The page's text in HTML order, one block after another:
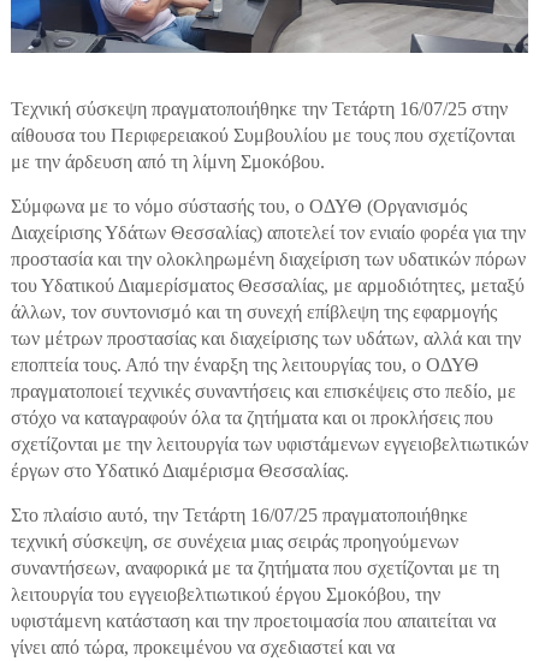
Τεχνική σύσκεψη πραγματοποιήθηκε την Τετάρτη 16/07/25 στην
αίθουσα του Περιφερειακού Συμβουλίου με τους που σχετίζονται
με την άρδευση από τη λίμνη Σμοκόβου.
Σύμφωνα με το νόμο σύστασής του, ο ΟΔΥΘ (Οργανισμός
Διαχείρισης Υδάτων Θεσσαλίας) αποτελεί τον ενιαίο φορέα για την
προστασία και την ολοκληρωμένη διαχείριση των υδατικών πόρων
του Υδατικού Διαμερίσματος Θεσσαλίας, με αρμοδιότητες, μεταξύ
άλλων, τον συντονισμό και τη συνεχή επίβλεψη της εφαρμογής
των μέτρων προστασίας και διαχείρισης των υδάτων, αλλά και την
εποπτεία τους. Από την έναρξη της λειτουργίας του, ο ΟΔΥΘ
πραγματοποιεί τεχνικές συναντήσεις και επισκέψεις στο πεδίο, με
στόχο να καταγραφούν όλα τα ζητήματα και οι προκλήσεις που
σχετίζονται με την λειτουργία των υφιστάμενων εγγειοβελτιωτικών
έργων στο Υδατικό Διαμέρισμα Θεσσαλίας.
Στο πλαίσιο αυτό, την Τετάρτη 16/07/25 πραγματοποιήθηκε
τεχνική σύσκεψη, σε συνέχεια μιας σειράς προηγούμενων
συναντήσεων, αναφορικά με τα ζητήματα που σχετίζονται με τη
λειτουργία του εγγειοβελτιωτικού έργου Σμοκόβου, την
υφιστάμενη κατάσταση και την προετοιμασία που απαιτείται να
γίνει από τώρα, προκειμένου να σχεδιαστεί και να